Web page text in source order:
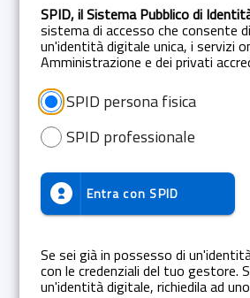
SPID, il Sistema Pubblico di
sistema di accesso che consente
un'identità digitale unica, i servizi
Amministrazione e dei privati
SPID persona fisica
SPID professionale
Entra con SPID
Se sei già in possesso di
con le credenziali del tuo gestore.
un'identità digitale, richiedila ad